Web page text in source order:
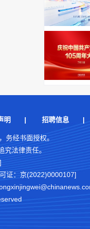
明 | 招聘信息
务经书面授权。
究法律责任。
证：京(2022)0000107]